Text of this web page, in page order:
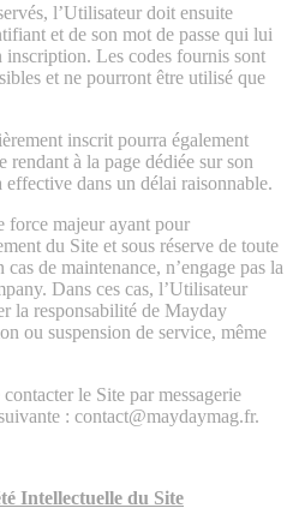
l’Utilisateur doit ensuite
et de son mot de passe qui lui
inscription. Les codes fournis sont
et ne pourront être utilisé que
inscrit pourra également
rendant à la page dédiée sur son
effective dans un délai raisonnable.
force majeur ayant pour
du Site et sous réserve de toute
de maintenance, n’engage pas la
Dans ces cas, l’Utilisateur
la responsabilité de Mayday
ou suspension de service, même
le Site par messagerie
: contact@maydaymag.fr.
Intellectuelle du Site